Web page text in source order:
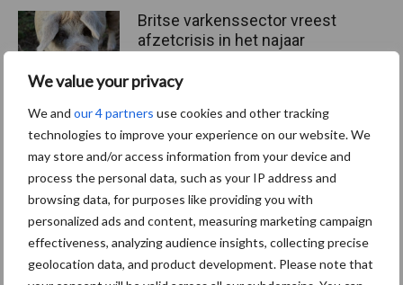
We value your privacy
We and our 4 partners use cookies and other tracking
technologies to improve your experience on our website. We
may store and/or access information from your device and
process the personal data, such as your IP address and
browsing data, for purposes like providing you with
personalized ads and content, measuring marketing campaign
effectiveness, analyzing audience insights, collecting precise
geolocation data, and product development. Please note that
Britse varkenssector vreest
afzetcrisis in het najaar
Grondstoffenmarkt blijft
grillig: droogte en
geopolitiek houden handel
in de greep
“Vraag naar praktische
hygieneoplossingen is in